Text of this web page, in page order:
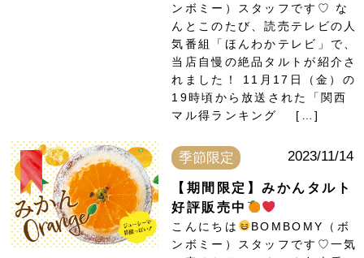
ンボミー）スタッフです♡ な
んとこのたび、読売テレビの人
気番組「ほんわかテレビ」で、
当店自慢の絶品タルトが紹介さ
れました！ 11月17日（金）の
19時頃から放送された「関西
マル得ランキング […]
季節限定 2023/11/14
【期間限定】みかんタルト
好評販売中
こんにちは
BOMBOMY（ボ
ンボミー）スタッフです♡一気